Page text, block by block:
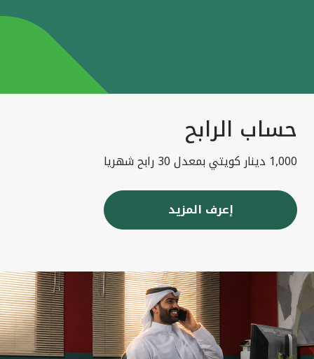
حساب الرابح
1,000 دينار كويتي بمعدل 30 رابح شهريا
إعرف المزيد